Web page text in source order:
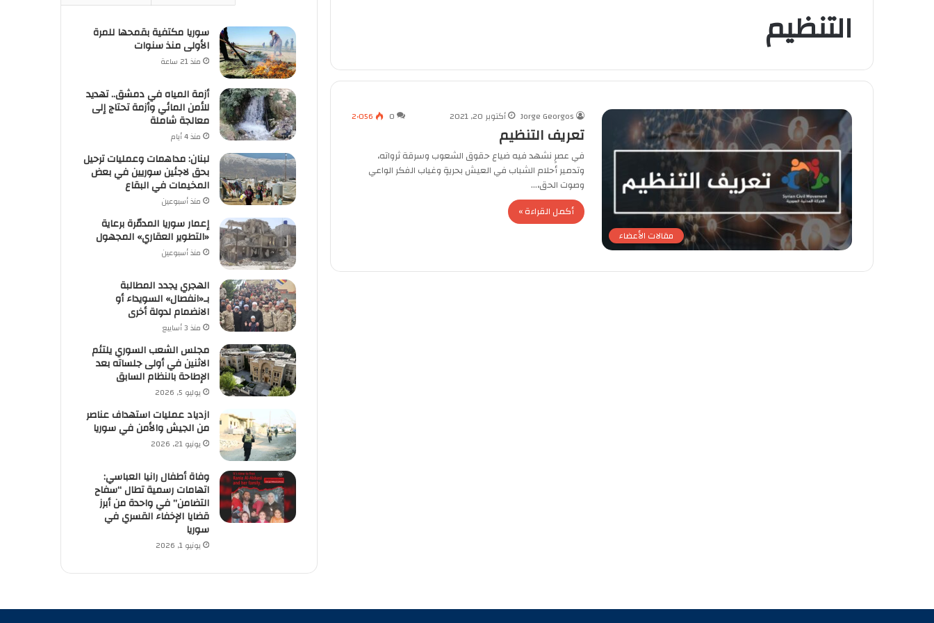
التنظيم
مقالات الأعضاء
Jorge Georgos أكتوبر 20, 2021 0 2٬056
تعريف التنظيم
في عصرٍ نشهد فيه ضياع حقوق الشعوب وسرقة ثرواته،
وتدمير أحلام الشباب في العيش بحريةٍ وغياب الفكر الواعي
وصوت الحق،…
أكمل القراءة »
سوريا مكتفية بقمحها للمرة
الأولى منذ سنوات
منذ 21 ساعة
أزمة المياه في دمشق.. تهديد
للأمن المائي وأزمة تحتاج إلى
معالجة شاملة
منذ 4 أيام
لبنان: مداهمات وعمليات ترحيل
بحق لاجئين سوريين في بعض
المخيمات في البقاع
منذ أسبوعين
إعمار سوريا المدمّرة برعاية
«التطوير العقاري» المجهول
منذ أسبوعين
الهجري يجدد المطالبة
بـ«انفصال» السويداء أو
الانضمام لدولة أخرى
منذ 3 أسابيع
مجلس الشعب السوري يلتئم
الاثنين في أولى جلساته بعد
الإطاحة بالنظام السابق
يوليو 5, 2026
ازدياد عمليات استهداف عناصر
من الجيش والأمن في سوريا
يونيو 21, 2026
وفاة أطفال رانيا العباسي:
اتهامات رسمية تطال “سفاح
التضامن” في واحدة من أبرز
قضايا الإخفاء القسري في
سوريا
يونيو 1, 2026